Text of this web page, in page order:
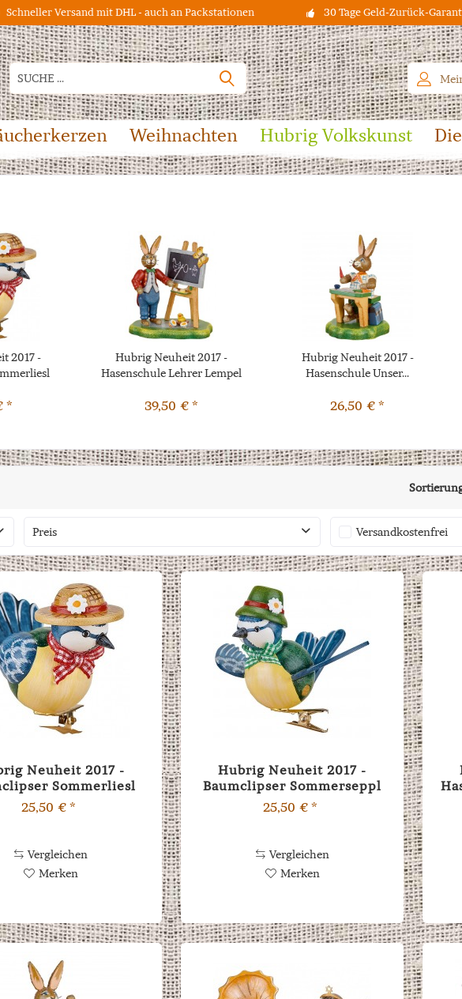
Schneller Versand mit DHL - auch an Packstationen 30 Tage Geld-Zurück-
Weihnachten Hubrig Volkskunst
2017 -
*
Hubrig Neuheit 2017 -
Hasenschule Lehrer Lempel
39,50 € *
Hubrig Neuheit 2017 -
Hasenschule Unser...
26,50 € *
Preis
8,95 €bis
Versandkostenfrei
Neuheit 2017 -
Sommerliesl
25,50 € *
Vergleichen
Merken
Hubrig Neuheit 2017 -
Baumclipser Sommerseppl
25,50 € *
Vergleichen
Merken